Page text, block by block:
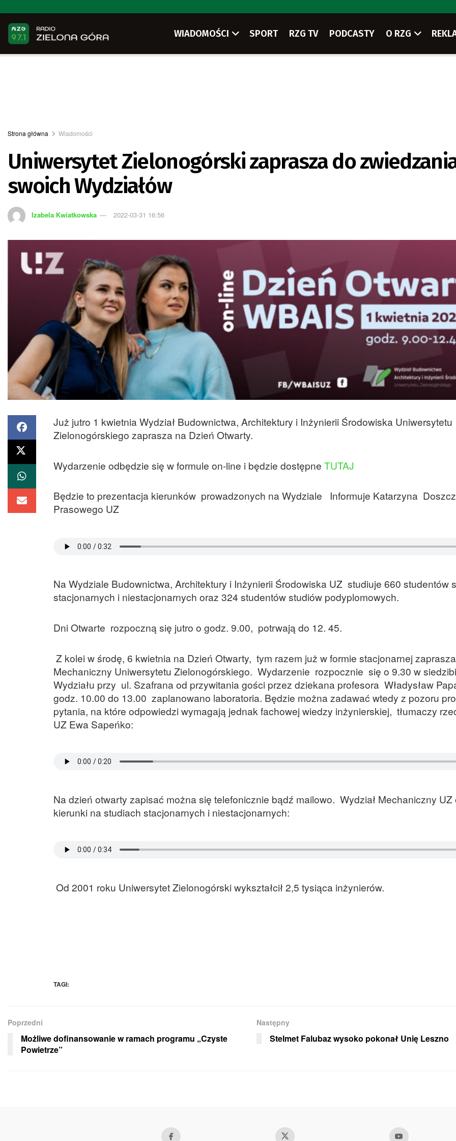
WIADOMOŚCI SPORT RZG TV PODCASTY O RZG
Strona główna Wiadomości
Uniwersytet Zielonogórski zaprasza do
swoich Wydziałów
Izabela Kwiatkowska 2022-03-31 16:56
Już jutro 1 kwietnia Wydział Budownictwa, Architektury i Inżynierii Środowiska Uniwersytetu
Zielonogórskiego zaprasza na Dzień Otwarty.
Wydarzenie odbędzie się w formule on-line i będzie dostępne TUTAJ
Będzie to prezentacja kierunków prowadzonych na Wydziale Informuje Katarzyna
Prasowego UZ
Na Wydziale Budownictwa, Architektury i Inżynierii Środowiska UZ studiuje 660 studentów
stacjonarnych i niestacjonarnych oraz 324 studentów studiów podyplomowych.
Dni Otwarte rozpoczną się jutro o godz. 9.00, potrwają do 12. 45.
Z kolei w środę, 6 kwietnia na Dzień Otwarty, tym razem już w formie stacjonarnej
Mechaniczny Uniwersytetu Zielonogórskiego. Wydarzenie rozpocznie się o 9.30 w
Wydziału przy ul. Szafrana od przywitania gości przez dziekana profesora Władysław
godz. 10.00 do 13.00 zaplanowano laboratoria. Będzie można zadawać wtedy z pozoru
pytania, na które odpowiedzi wymagają jednak fachowej wiedzy inżynierskiej, tłumaczy
UZ Ewa Sapeńko:
Na dzień otwarty zapisać można się telefonicznie bądź mailowo. Wydział Mechaniczny UZ
kierunki na studiach stacjonarnych i niestacjonarnych:
Od 2001 roku Uniwersytet Zielonogórski wykształcił 2,5 tysiąca inżynierów.
TAGI:
Poprzedni
Możliwe dofinansowanie w ramach programu „Czyste
Powietrze”
Następny
Stelmet Falubaz wysoko pokonał Unię Leszno